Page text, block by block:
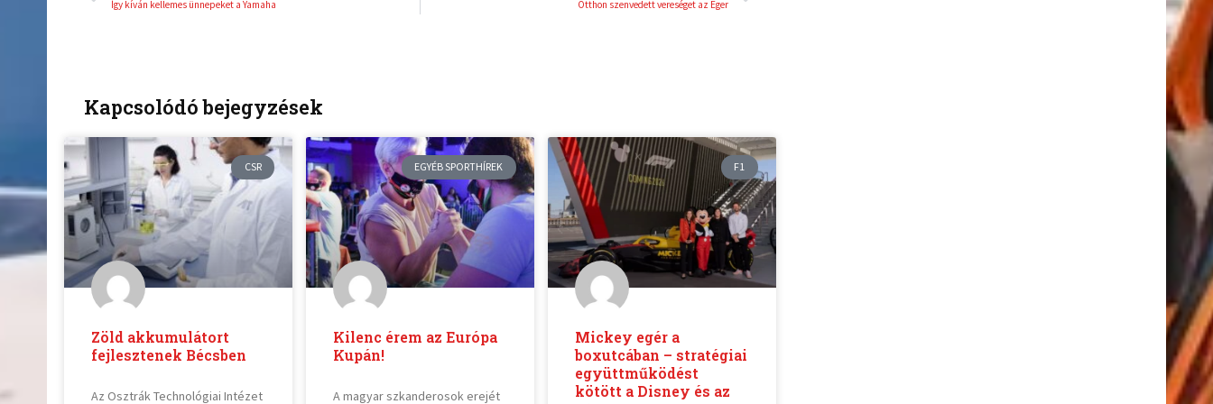
Így kíván kellemes ünnepeket a Yamaha Otthon szenvedett vereséget az Eger
Kapcsolódó bejegyzések
CSR
Zöld akkumulátort
fejlesztenek Bécsben
Az Osztrák Technológiai Intézet
EGYÉB SPORTHÍREK
Kilenc érem az Európa
Kupán!
A magyar szkanderosok erejét
F1
Mickey egér a
boxutcában – stratégiai
együttműködést
kötött a Disney és az